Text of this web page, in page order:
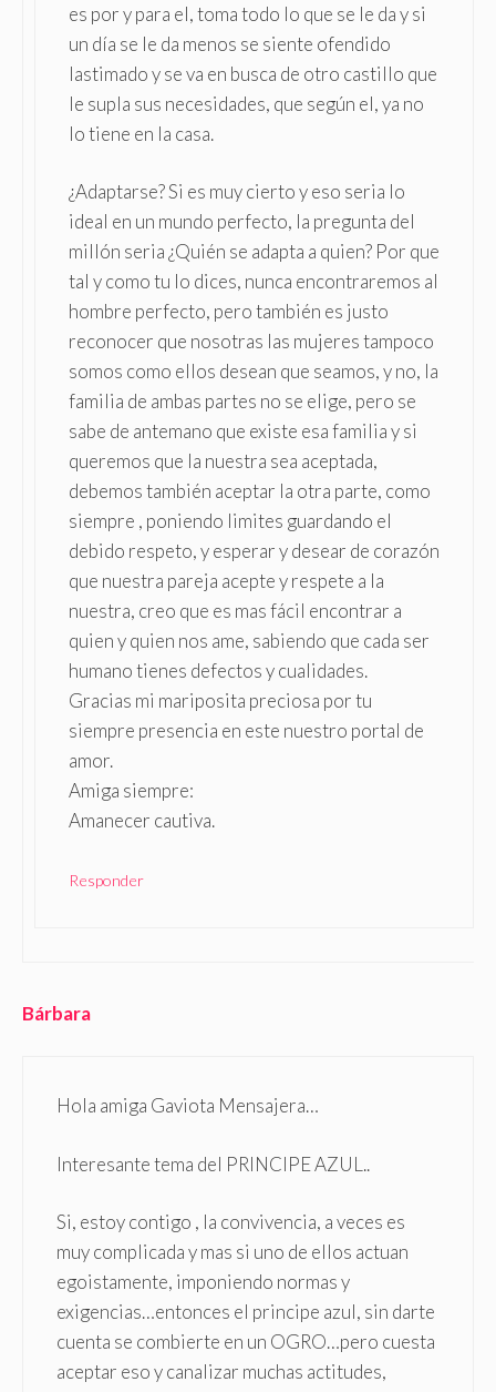
es por y para el, toma todo lo que se le da y si
un día se le da menos se siente ofendido
lastimado y se va en busca de otro castillo que
le supla sus necesidades, que según el, ya no
lo tiene en la casa.
¿Adaptarse? Si es muy cierto y eso seria lo
ideal en un mundo perfecto, la pregunta del
millón seria ¿Quién se adapta a quien? Por que
tal y como tu lo dices, nunca encontraremos al
hombre perfecto, pero también es justo
reconocer que nosotras las mujeres tampoco
somos como ellos desean que seamos, y no, la
familia de ambas partes no se elige, pero se
sabe de antemano que existe esa familia y si
queremos que la nuestra sea aceptada,
debemos también aceptar la otra parte, como
siempre , poniendo limites guardando el
debido respeto, y esperar y desear de corazón
que nuestra pareja acepte y respete a la
nuestra, creo que es mas fácil encontrar a
quien y quien nos ame, sabiendo que cada ser
humano tienes defectos y cualidades.
Gracias mi mariposita preciosa por tu
siempre presencia en este nuestro portal de
amor.
Amiga siempre:
Amanecer cautiva.
Responder
Bárbara
Hola amiga Gaviota Mensajera…
Interesante tema del PRINCIPE AZUL..
Si, estoy contigo , la convivencia, a veces es
muy complicada y mas si uno de ellos actuan
egoistamente, imponiendo normas y
exigencias…entonces el principe azul, sin darte
cuenta se combierte en un OGRO…pero cuesta
aceptar eso y canalizar muchas actitudes,